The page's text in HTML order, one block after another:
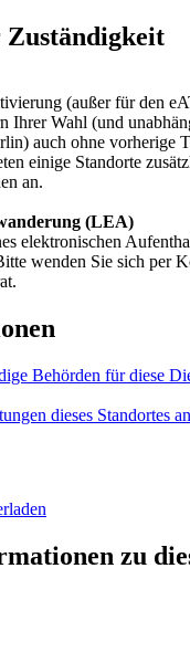
Zuständigkeit
(außer für den
Ihrer Wahl (und
auch ohne vorherige
einige Standorte
an.
(LEA)
elektronischen
wenden Sie sich per
Behörden für diese
dieses Standortes
zu